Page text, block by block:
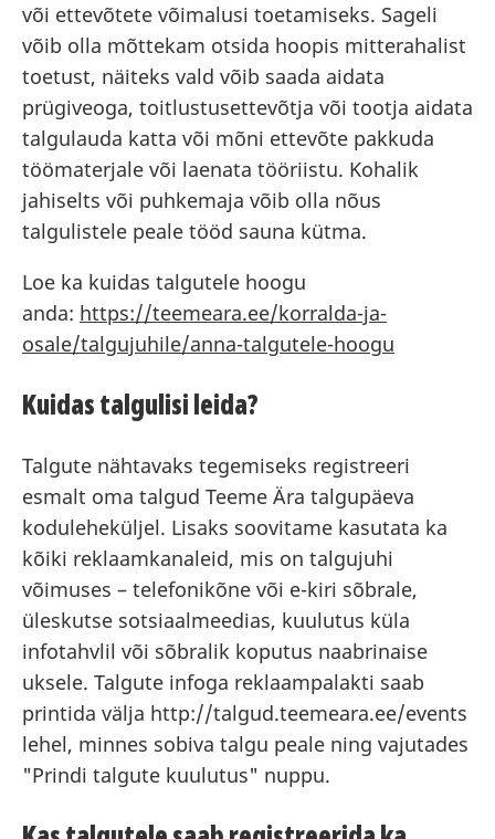
või ettevõtete võimalusi toetamiseks. Sageli
võib olla mõttekam otsida hoopis mitterahalist
toetust, näiteks vald võib saada aidata
prügiveoga, toitlustusettevõtja või tootja aidata
talgulauda katta või mõni ettevõte pakkuda
töömaterjale või laenata tööriistu. Kohalik
jahiselts või puhkemaja võib olla nõus
talgulistele peale tööd sauna kütma.
Loe ka kuidas talgutele hoogu
anda: https://teemeara.ee/korralda-ja-
osale/talgujuhile/anna-talgutele-hoogu
Kuidas talgulisi leida?
Talgute nähtavaks tegemiseks registreeri
esmalt oma talgud Teeme Ära talgupäeva
koduleheküljel. Lisaks soovitame kasutata ka
kõiki reklaamkanaleid, mis on talgujuhi
võimuses – telefonikõne või e-kiri sõbrale,
üleskutse sotsiaalmeedias, kuulutus küla
infotahvlil või sõbralik koputus naabrinaise
uksele. Talgute infoga reklaampalakti saab
printida välja http://talgud.teemeara.ee/events
lehel, minnes sobiva talgu peale ning vajutades
"Prindi talgute kuulutus" nuppu.